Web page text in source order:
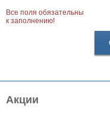
Акции
Все поля обязательны
к заполнению!